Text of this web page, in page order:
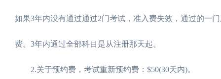
如果3年内没有通过通过2门考试，准入费失效，通过的一
费。3年内通过全部科目是从注册那天起。
2.关于预约费，考试重新预约费：$50(30天内)。